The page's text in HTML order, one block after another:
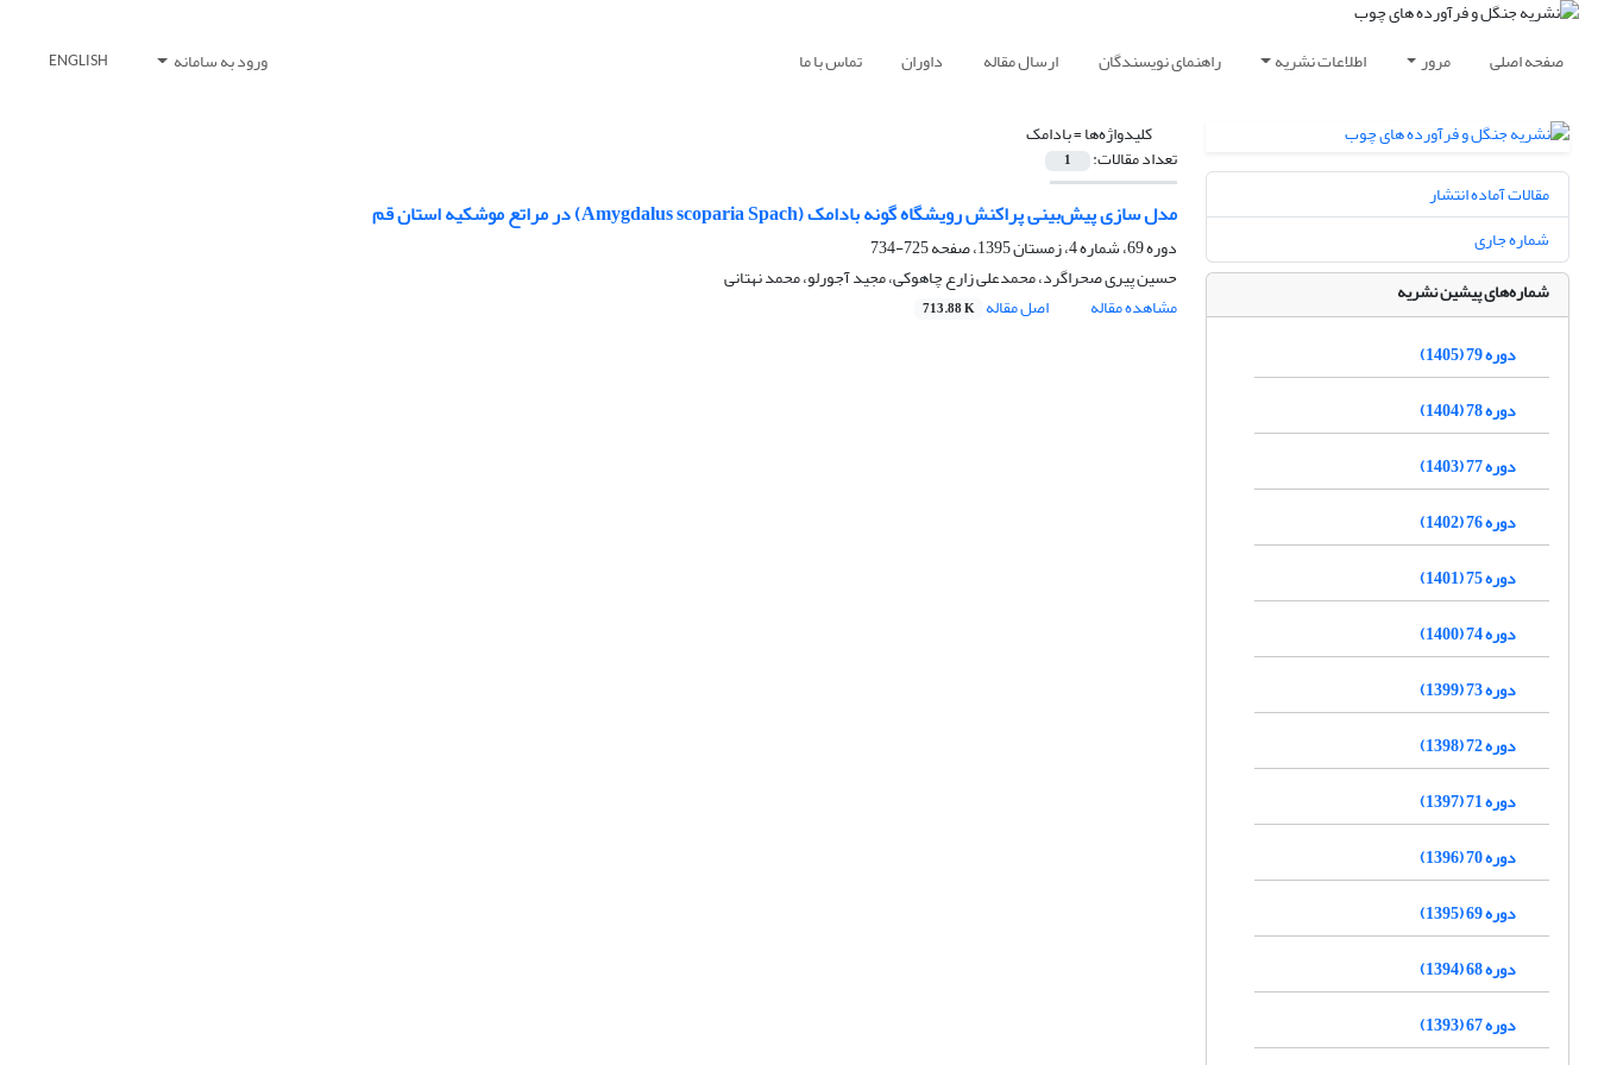
صفحه اصلی مرور اطلاعات نشریه راهنمای نویسندگان ارسال مقاله داوران تماس با ما ورود به سامانه ENGLISH
کلیدواژه‌ها =بادامک
تعداد مقالات: 1
مدل سازی پیش‌بینی پراکنش رویشگاه گونه بادامک (Amygdalus scoparia Spach) در مراتع موشکیه استان قم
دوره 69، شماره 4، زمستان 1395، صفحه
725-734
حسین پیری صحراگرد، محمدعلی زارع چاهوکی، مجید آجورلو، محمد نهتانی
مشاهده مقاله
اصل مقاله 713.88 K
مقالات آماده انتشار
شماره جاری
شماره‌های پیشین نشریه
دوره 79 (1405)
دوره 78 (1404)
دوره 77 (1403)
دوره 76 (1402)
دوره 75 (1401)
دوره 74 (1400)
دوره 73 (1399)
دوره 72 (1398)
دوره 71 (1397)
دوره 70 (1396)
دوره 69 (1395)
دوره 68 (1394)
دوره 67 (1393)